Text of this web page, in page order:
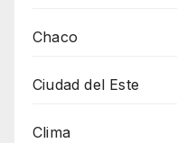
Chaco
Ciudad del Este
Clima